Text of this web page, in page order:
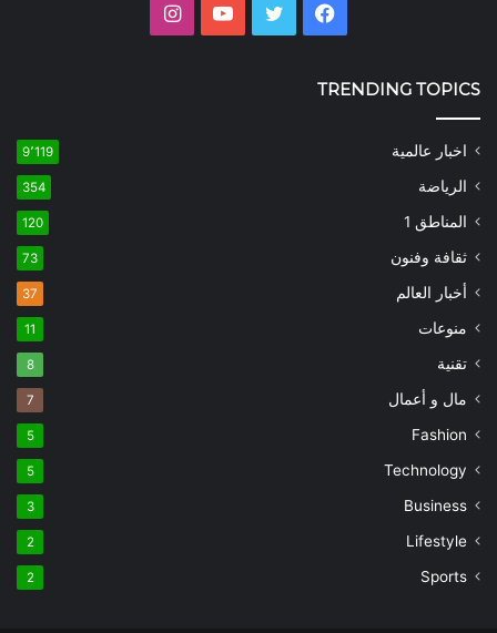
فيسبوك تويتر يوتيوب
TRENDING TOPICS
اخبار عالمية 9٬119
الرياضة 354
المناطق 1 120
ثقافة وفنون 73
أخبار العالم 37
منوعات 11
تقنية 8
مال و أعمال 7
Fashion
5
Technology
5
Business
3
Lifestyle
2
Sports
2